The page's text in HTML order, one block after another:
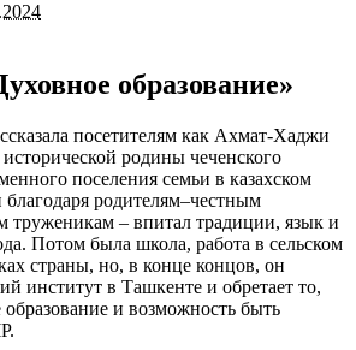
образование»
посетителям как Ахмат-Хаджи
родины чеченского
поселения семьи в казахском
благодаря родителям–честным
– впитал традиции, язык и
Потом была школа, работа в сельском
страны, но, в конце концов, он
институт в Ташкенте и обретает то,
образование и возможность быть